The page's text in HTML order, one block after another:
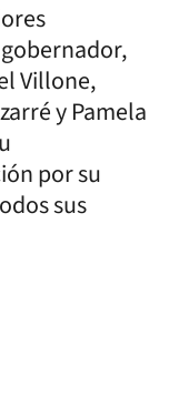
Villone,
y Pamela
por su
sus